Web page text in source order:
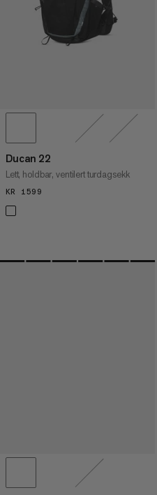
Ducan 22
Lett, holdbar, ventilert turdagsekk
KR 1599